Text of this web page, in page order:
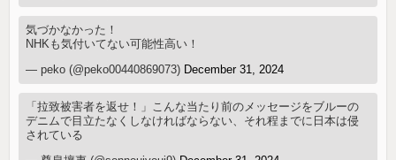
気づかなかった！
NHKも気付いてない可能性高い！
— peko (@peko00440869073) December 31, 2024
「拉致被害者を返せ！」こんな当たり前のメッセージをブルーの
デニムで目立たなくしなければならない、それ程までに日本は侵
されている